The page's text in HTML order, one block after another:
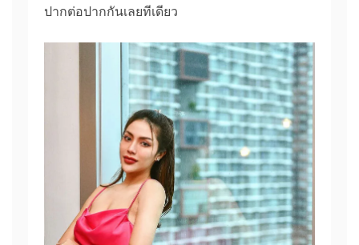
ปากต่อปากกันเลยทีเดียว